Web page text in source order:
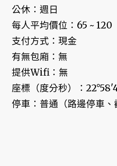
公休：週日
每人平均價位：65 ~ 120
支付方式：現金
有無包廂：無
提供Wifi：無
座標（度分秒）：
停車：普通（路邊停車、